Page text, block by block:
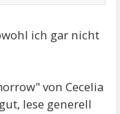
ich gar nicht
von Cecelia
lese generell